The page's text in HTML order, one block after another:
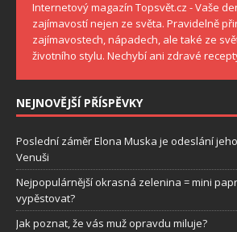
Internetový magazín Topsvět.cz - Vaše
zajímavostí nejen ze světa. Pravidelně
zajímavostech, nápadech, ale také ze
životního stylu. Nechybí ani zdravé
NEJNOVĚJŠÍ PŘÍSPĚVKY
Poslední záměr Elona Muska je odeslání
Venuši
Nejpopulárnější okrasná zelenina = mini
vypěstovat?
Jak poznat, že vás muž opravdu miluje?